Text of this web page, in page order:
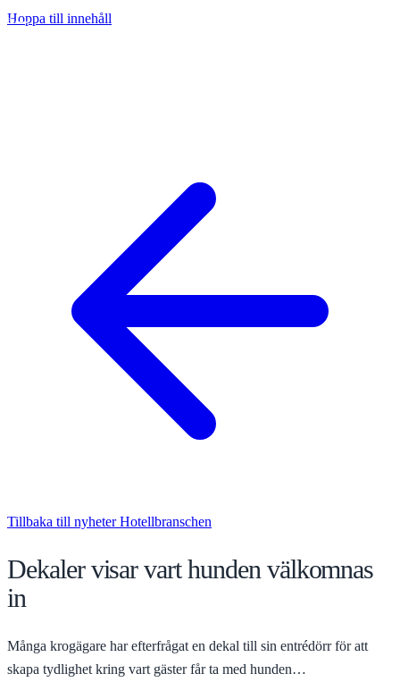
Hoppa till innehåll
Tillbaka till nyheterHotellbranschen
Dekaler visar vart hunden välkomnas
in
Många krogägare har efterfrågat en dekal till sin entrédörr för att
skapa tydlighet kring vart gäster får ta med hunden…